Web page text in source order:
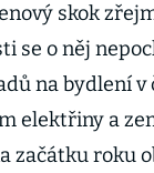
skok
se o něj
na bydlení v
elektřiny a
začátku roku